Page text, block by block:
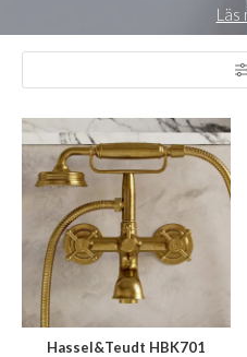
fristående eller väggmonterad
i ditt badrum, kommer du
badkarsblandare till ditt badkar
utbudet nedan och håll utkik
Läs
Hassel&Teudt HBK701